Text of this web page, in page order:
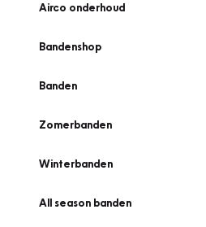
Airco onderhoud
Bandenshop
Banden
Zomerbanden
Winterbanden
All season banden